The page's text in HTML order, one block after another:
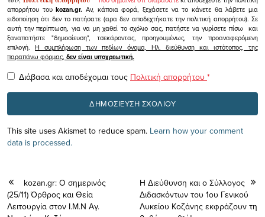
απορρήτου τουkozan.gr. Αν, κάποια φορά, ξεχάσετε να το κάνετε θα λάβετε μια
ειδοποίηση ότι δεν το πατήσατε (αρα δεν αποδεχτήκατε την πολιτική απορρήτου). Σε
αυτή την περίπτωση, για να μη χαθεί το σχόλιο σας, πατήστε να γυρίσετε πίσω και
ξαναπατήστε "δημοσίευση", τσεκάροντας, προηγουμένως, την προαναφερόμενη
επιλογή.Η συμπλήρωση των πεδίων όνομα, Ηλ. διεύθυνση και ιστότοπος, της
παραπάνω φόρμας, δεν είναι υποχρεωτική.
Διάβασα και αποδέχομαι τους Πολιτική απορρήτου *
This site uses Akismet to reduce spam. Learn how your comment
data is processed.
kozan.gr: Ο σημερινός
(25/11) Όρθρος και Θεία
Λειτουργία στον Ι.Μ.Ν Αγ.
Η Διεύθυνση και ο Σύλλογος
Διδασκόντων του 1ου Γενικού
Λυκείου Κοζάνης εκφράζουν τη